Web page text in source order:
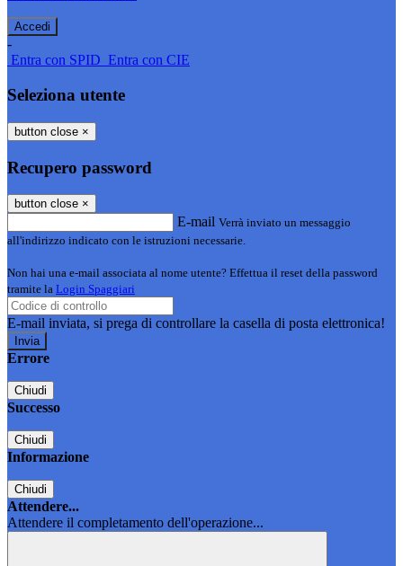
-
Entra con SPID Entra con CIE
Seleziona utente
button close ×
Recupero password
button close ×
E-mail Verrà inviato un messaggio
all'indirizzo indicato con le istruzioni necessarie.
Non hai una e-mail associata al nome utente? Effettua il reset della password
tramite la Login Spaggiari
E-mail inviata, si prega di controllare la casella di posta elettronica!
Errore
Chiudi
Successo
Chiudi
Informazione
Chiudi
Attendere...
Attendere il completamento dell'operazione...